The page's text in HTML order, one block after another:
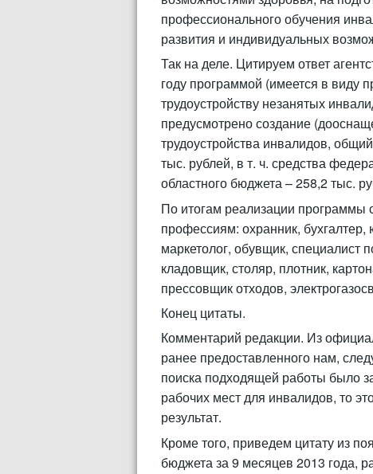
профессионального обучения
развития и индивидуальных
Так на деле. Цитируем ответ
году программой (имеется в виду
трудоустройству незанятых
предусмотрено создание
трудоустройства инвалидов,
тыс. рублей, в т. ч. средства
областного бюджета – 258,2 тыс.
По итогам реализации программы
профессиям: охранник,
маркетолог, обувщик,
кладовщик, столяр, плотник,
прессовщик отходов,
Конец цитаты.
Комментарий редакции. Из
ранее предоставленного нам,
поиска подходящей работы было
рабочих мест для инвалидов, то
результат.
Кроме того, приведем цитату из
бюджета за 9 месяцев 2013 года,